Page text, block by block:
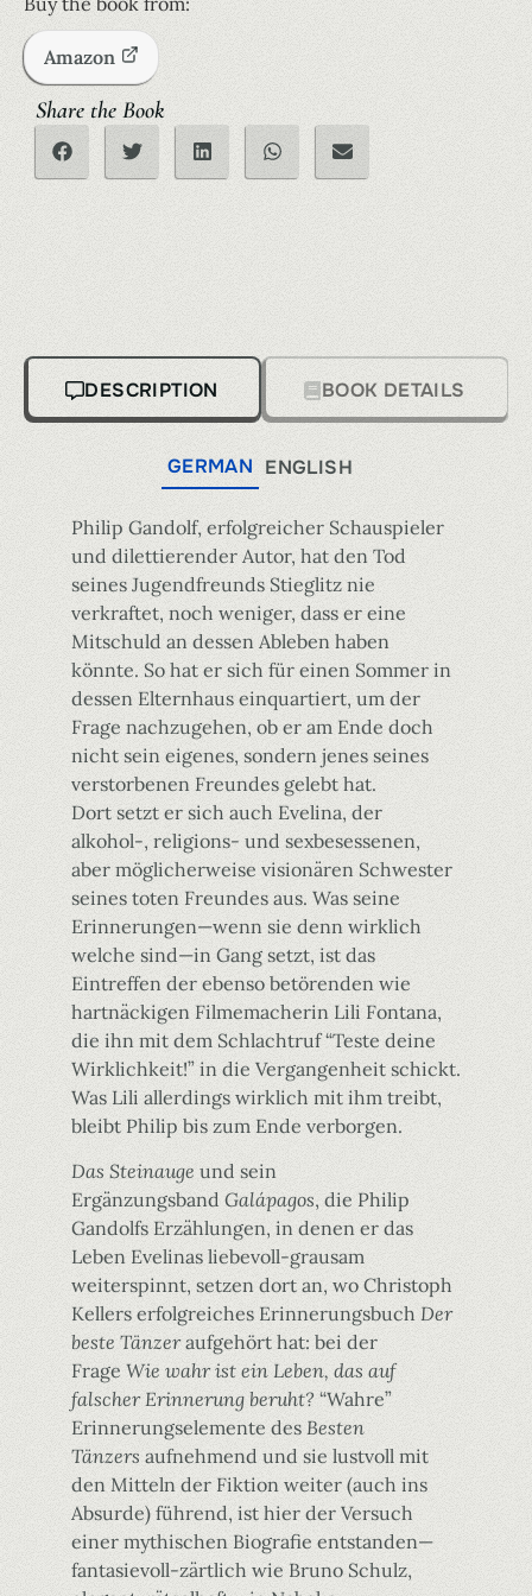
Amazon
Share the Book
DESCRIPTION BOOK DETAILS
GERMAN ENGLISH
Philip Gandolf, erfolgreicher Schauspieler
und dilettierender Autor, hat den Tod
seines Jugendfreunds Stieglitz nie
verkraftet, noch weniger, dass er eine
Mitschuld an dessen Ableben haben
könnte. So hat er sich für einen Sommer in
dessen Elternhaus einquartiert, um der
Frage nachzugehen, ob er am Ende doch
nicht sein eigenes, sondern jenes seines
verstorbenen Freundes gelebt hat.
Dort setzt er sich auch Evelina, der
alkohol-, religions- und sexbesessenen,
aber möglicherweise visionären Schwester
seines toten Freundes aus. Was seine
Erinnerungen—wenn sie denn wirklich
welche sind—in Gang setzt, ist das
Eintreffen der ebenso betörenden wie
hartnäckigen Filmemacherin Lili Fontana,
die ihn mit dem Schlachtruf “Teste deine
Wirklichkeit!” in die Vergangenheit schickt.
Was Lili allerdings wirklich mit ihm treibt,
bleibt Philip bis zum Ende verborgen.
Das Steinauge und sein
Ergänzungsband Galápagos, die Philip
Gandolfs Erzählungen, in denen er das
Leben Evelinas liebevoll-grausam
weiterspinnt, setzen dort an, wo Christoph
Kellers erfolgreiches Erinnerungsbuch Der
beste Tänzeraufgehört hat: bei der
Frage Wie wahr ist ein Leben, das auf
falscher Erinnerung beruht? “Wahre”
Erinnerungselemente des Besten
Tänzers aufnehmend und sie lustvoll mit
den Mitteln der Fiktion weiter (auch ins
Absurde) führend, ist hier der Versuch
einer mythischen Biografie entstanden—
fantasievoll-zärtlich wie Bruno Schulz,